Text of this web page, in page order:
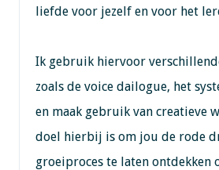
liefde voor jezelf en voor het
Ik gebruik hiervoor
zoals de voice dailogue, het
en maak gebruik van creatieve
doel hierbij is om jou de rode
groeiproces te laten ontdekken